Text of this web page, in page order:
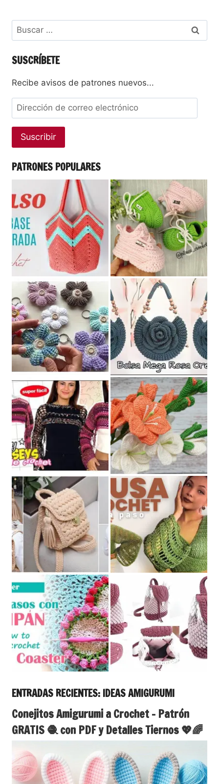
SUSCRÍBETE
Recibe avisos de patrones nuevos...
Suscribir
PATRONES POPULARES
ENTRADAS RECIENTES: IDEAS AMIGURUMI
Conejitos Amigurumi a Crochet – Patrón
GRATIS 🧶 con PDF y Detalles Tiernos 💖🌈